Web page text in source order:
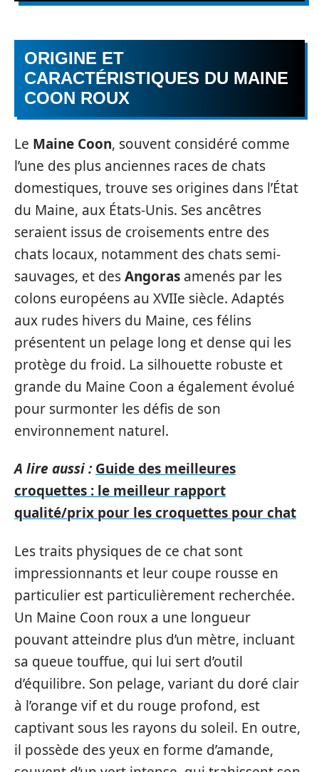
ORIGINE ET
CARACTÉRISTIQUES DU MAINE
COON ROUX
Le Maine Coon, souvent considéré comme
l’une des plus anciennes races de chats
domestiques, trouve ses origines dans l’État
du Maine, aux États-Unis. Ses ancêtres
seraient issus de croisements entre des
chats locaux, notamment des chats semi-
sauvages, et desAngoras amenés par les
colons européens au XVIIe siècle. Adaptés
aux rudes hivers du Maine, ces félins
présentent un pelage long et dense qui les
protège du froid. La silhouette robuste et
grande du Maine Coon a également évolué
pour surmonter les défis de son
environnement naturel.
A lire aussi : Guide des meilleures
croquettes : le meilleur rapport
qualité/prix pour les croquettes pour chat
Les traits physiques de ce chat sont
impressionnants et leur coupe rousse en
particulier est particulièrement recherchée.
Un Maine Coon roux a une longueur
pouvant atteindre plus d’un mètre, incluant
sa queue touffue, qui lui sert d’outil
d’équilibre. Son pelage, variant du doré clair
à l’orange vif et du rouge profond, est
captivant sous les rayons du soleil. En outre,
il possède des yeux en forme d’amande,